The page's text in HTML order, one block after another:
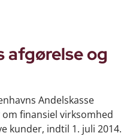
afgørelse og
Andelskasse
finansiel virksomhed
kunder, indtil 1. juli 2014.